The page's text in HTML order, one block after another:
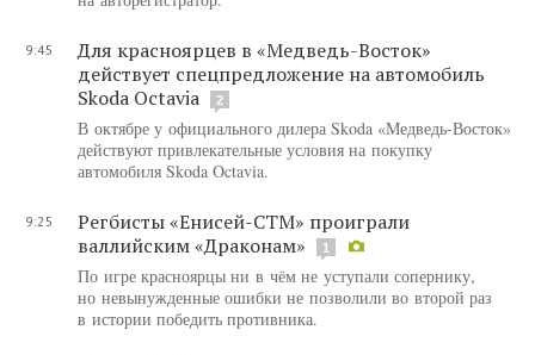
9:45
Для красноярцев в «Медведь-Восток»
действует спецпредложение на автомобиль
Skoda Octavia
2
В октябре у официального дилера Skoda «Медведь-Восток»
действуют привлекательные условия на покупку
автомобиля Skoda Octavia.
9:25
Регбисты «Енисей-СТМ» проиграли
валлийским «Драконам»
1
По игре красноярцы ни в чём не уступали сопернику,
но невынужденные ошибки не позволили во второй раз
в истории победить противника.